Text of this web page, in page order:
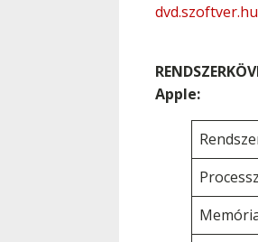
dvd.szoftver.hu
Apple: